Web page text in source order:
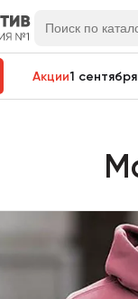
Акции1 сентября